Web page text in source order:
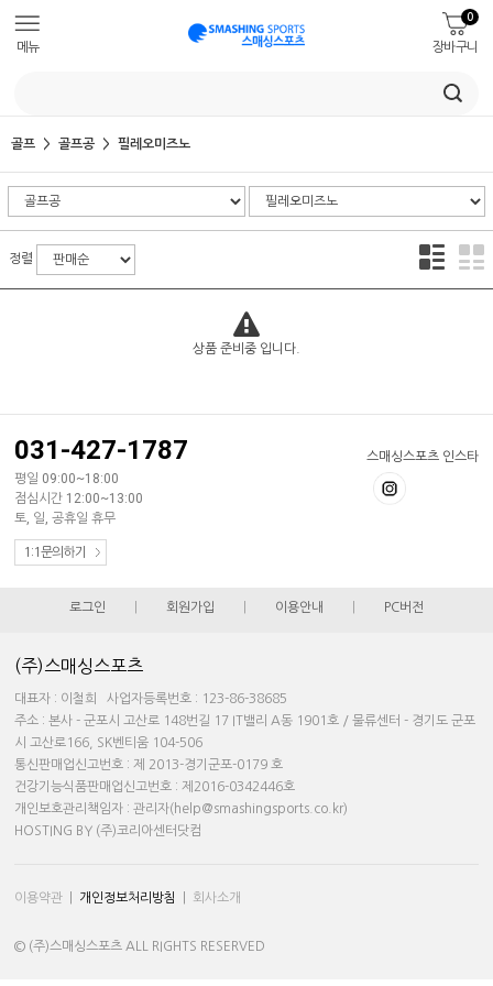
메뉴 장바구니
0
골프 골프공 필레오미즈노
정렬
상품 준비중 입니다.
스매싱스포츠 인스타
031-427-1787
평일 09:00~18:00
점심시간 12:00~13:00
토, 일, 공휴일 휴무
1:1문의하기
로그인 회원가입 이용안내 PC버전
(주)스매싱스포츠
대표자 : 이철희 사업자등록번호 : 123-86-38685
주소 : 본사 - 군포시 고산로 148번길 17 IT밸리 A동 1901호 / 물류센터 - 경기도 군포
시 고산로166, SK벤티움 104-506
통신판매업신고번호 : 제 2013-경기군포-0179 호
건강기능식품판매업신고번호 : 제2016-0342446호
개인보호관리책임자 : 관리자(help@smashingsports.co.kr)
HOSTING BY (주)코리아센터닷컴
이용약관 개인정보처리방침 회사소개
© (주)스매싱스포츠 ALL RIGHTS RESERVED